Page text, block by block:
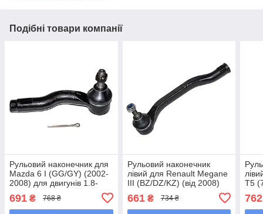
Подібні товари компанії
Рульовий наконечник для
Mazda 6 I (GG/GY) (2002-
2008) для двигунів 1.8-
691 ₴ 768 ₴
Рульовий наконечник
лівий для Renault Megane
III (BZ/DZ/KZ) (від 2008)
661₴ 734 ₴
T5
762